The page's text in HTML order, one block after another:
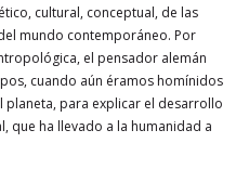
cultural, conceptual, de las
mundo contemporáneo. Por
el pensador alemán
cuando aún éramos homínidos
planeta, para explicar el desarrollo
que ha llevado a la humanidad a